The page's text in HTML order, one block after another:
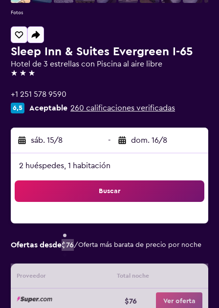
Sleep Inn & Suites Evergreen I-65
Hotel de 3 estrellas con Piscina al aire libre
3 estrellas
+1 251 578 9590
6,5 Aceptable 260 calificaciones verificadas
sáb. 15/8 - dom. 16/8
2 huéspedes, 1 habitación
Buscar
Ofertas desde$76/Oferta más barata de precio por noche
Proveedor Total noche
$76 Ver oferta
Fotos